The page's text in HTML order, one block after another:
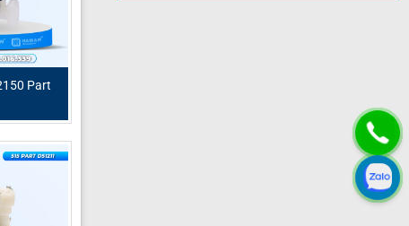
màng
cầu độ
Part